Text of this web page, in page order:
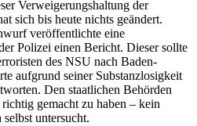
Verweigerungshaltung der
sich bis heute nichts geändert.
veröffentlichte eine
Polizei einen Bericht. Dieser sollte
des NSU nach Baden-
aufgrund seiner Substanzlosigkeit
Den staatlichen Behörden
gemacht zu haben – kein
untersucht.